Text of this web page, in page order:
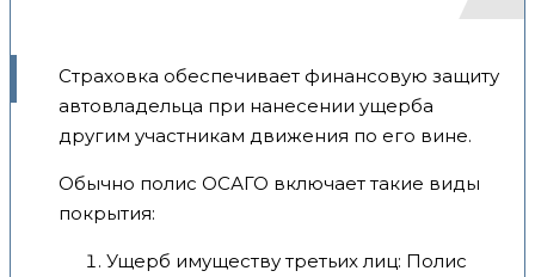
Страховка обеспечивает финансовую защиту
автовладельца при нанесении ущерба
другим участникам движения по его вине.
Обычно полис ОСАГО включает такие виды
покрытия:
Ущерб имуществу третьих лиц: Полис